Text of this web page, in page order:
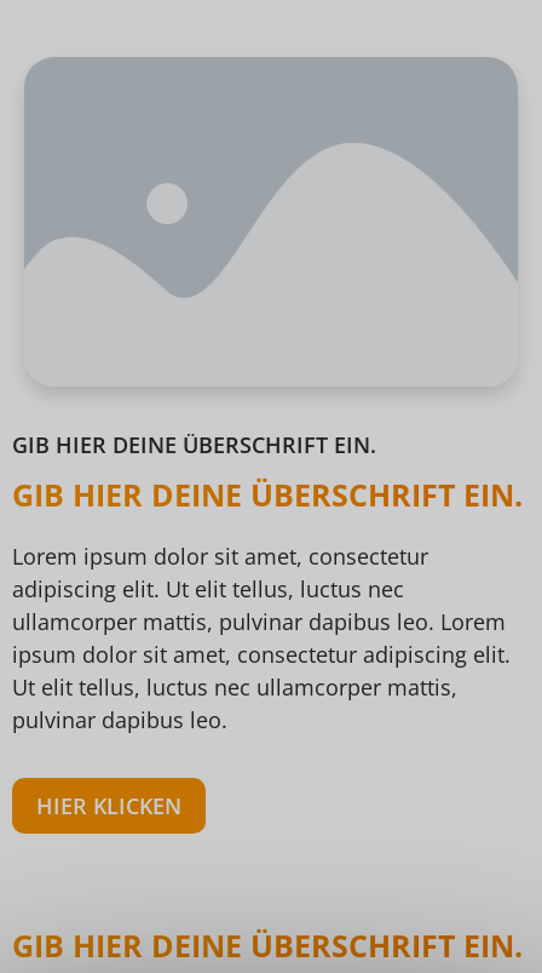
GIB HIER DEINE ÜBERSCHRIFT EIN.
GIB HIER DEINE ÜBERSCHRIFT EIN.
Lorem ipsum dolor sit amet, consectetur
adipiscing elit. Ut elit tellus, luctus nec
ullamcorper mattis, pulvinar dapibus leo. Lorem
ipsum dolor sit amet, consectetur adipiscing elit.
Ut elit tellus, luctus nec ullamcorper mattis,
pulvinar dapibus leo.
HIER KLICKEN
GIB HIER DEINE ÜBERSCHRIFT EIN.